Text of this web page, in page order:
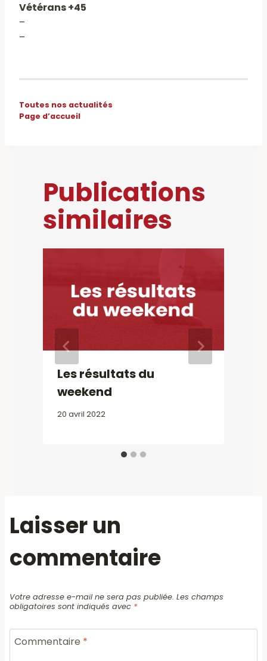
Vétérans +45
–
–
Toutes nos actualités
Page d’accueil
Publications
similaires
Les résultats du
weekend
20 avril 2022
Laisser un
commentaire
Votre adresse e-mail ne sera pas publiée. Les champs
obligatoires sont indiqués avec *
Commentaire *